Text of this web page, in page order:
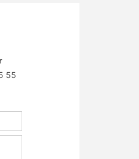
55